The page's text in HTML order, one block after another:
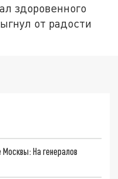
здоровенного
от радости
На генералов